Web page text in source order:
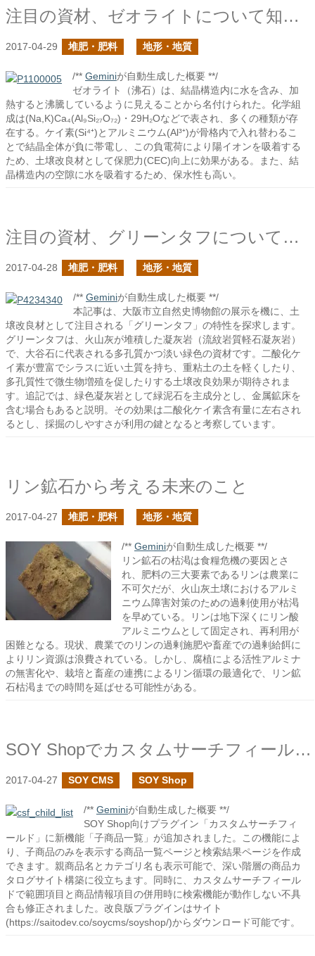
注目の資材、ゼオライトについて知ろう
2017-04-29 堆肥・肥料 地形・地質
/** Geminiが自動生成した概要 **/
ゼオライト（沸石）は、結晶構造内に水を含み、加
熱すると沸騰しているように見えることから名付けられた。化学組
成は(Na,K)Ca₄(Al₉Si₂₇O₇₂)・29H₂Oなどで表され、多くの種類が存
在する。ケイ素(Si⁴⁺)とアルミニウム(Al³⁺)が骨格内で入れ替わるこ
とで結晶全体が負に帯電し、この負電荷により陽イオンを吸着する
ため、土壌改良材として保肥力(CEC)向上に効果がある。また、結
晶構造内の空隙に水を吸着するため、保水性も高い。
注目の資材、グリーンタフについて知ろう
2017-04-28 堆肥・肥料 地形・地質
/** Geminiが自動生成した概要 **/
本記事は、大阪市立自然史博物館の展示を機に、土
壌改良材として注目される「グリーンタフ」の特性を探求します。
グリーンタフは、火山灰が堆積した凝灰岩（流紋岩質軽石凝灰岩）
で、大谷石に代表される多孔質かつ淡い緑色の資材です。二酸化ケ
イ素が豊富でシラスに近い土質を持ち、重粘土の土を軽くしたり、
多孔質性で微生物増殖を促したりする土壌改良効果が期待されま
す。追記では、緑色凝灰岩として緑泥石を主成分とし、金属鉱床を
含む場合もあると説明。その効果は二酸化ケイ素含有量に左右され
るとし、採掘のしやすさが利用の鍵となると考察しています。
リン鉱石から考える未来のこと
2017-04-27 堆肥・肥料 地形・地質
/** Geminiが自動生成した概要 **/
リン鉱石の枯渇は食糧危機の要因とさ
れ、肥料の三大要素であるリンは農業に
不可欠だが、火山灰土壌におけるアルミ
ニウム障害対策のための過剰使用が枯渇
を早めている。リンは地下深くにリン酸
アルミニウムとして固定され、再利用が
困難となる。現状、農業でのリンの過剰施肥や畜産での過剰給餌に
よりリン資源は浪費されている。しかし、腐植による活性アルミナ
の無害化や、栽培と畜産の連携によるリン循環の最適化で、リン鉱
石枯渇までの時間を延ばせる可能性がある。
SOY Shopでカスタムサーチフィールド(子商品一覧)を追加しました
2017-04-27 SOY CMS SOY Shop
/** Geminiが自動生成した概要 **/
SOY Shop向けプラグイン「カスタムサーチフィ
ールド」に新機能「子商品一覧」が追加されました。この機能によ
り、子商品のみを表示する商品一覧ページと検索結果ページを作成
できます。親商品名とカテゴリ名も表示可能で、深い階層の商品カ
タログサイト構築に役立ちます。同時に、カスタムサーチフィール
ドで範囲項目と商品情報項目の併用時に検索機能が動作しない不具
合も修正されました。改良版プラグインはサイト
(https://saitodev.co/soycms/soyshop/)からダウンロード可能です。